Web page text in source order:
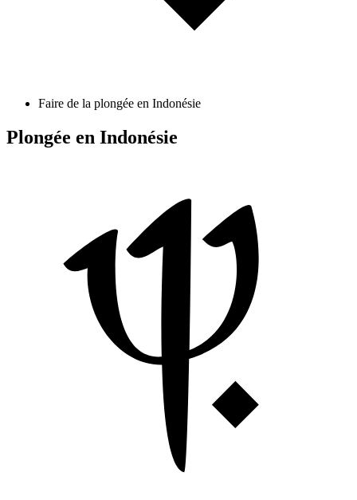
Faire de la plongée en Indonésie
Plongée en Indonésie